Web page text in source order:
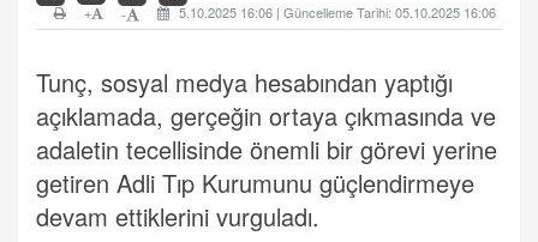
5.10.2025 16:06 | Güncelleme Tarihi: 05.10.2025 16:06
-
+
Tunç, sosyal medya hesabından yaptığı
açıklamada, gerçeğin ortaya çıkmasında ve
adaletin tecellisinde önemli bir görevi yerine
getiren Adli Tıp Kurumunu güçlendirmeye
devam ettiklerini vurguladı.